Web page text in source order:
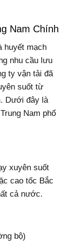
Nam Chính
huyết mạch
nhu cầu lưu
ty vận tải đã
suốt từ
Dưới đây là
Nam phổ
xuyên suốt
cao tốc Bắc
cả nước.
bộ)